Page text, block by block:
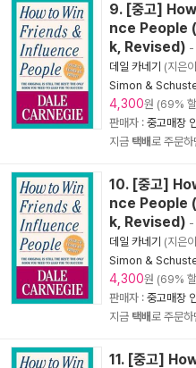
9. [중고]
nce People
k, Revised) -
데일 카네기 (지은
Simon &
4,300원 (69%
판매자 : 중고매장
지금 택배로 주문하
10. [중고]
nce People
k, Revised) -
데일 카네기 (지은
Simon &
4,300원 (69%
판매자 : 중고매장
지금 택배로 주문하
11. [중고]